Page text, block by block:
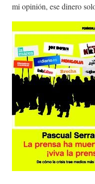
mi opinión, ese dinero